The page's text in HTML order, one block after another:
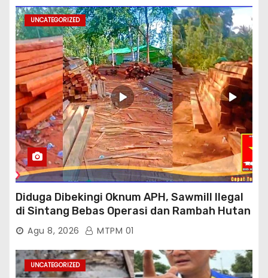
UNCATEGORIZED
Diduga Dibekingi Oknum APH, Sawmill Ilegal
di Sintang Bebas Operasi dan Rambah Hutan
Lindung
Agu 8, 2026 MTPM 01
UNCATEGORIZED